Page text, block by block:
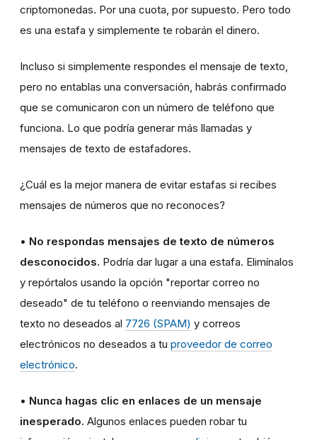
criptomonedas. Por una cuota, por supuesto. Pero todo
es una estafa y simplemente te robarán el dinero.
Incluso si simplemente respondes el mensaje de texto,
pero no entablas una conversación, habrás confirmado
que se comunicaron con un número de teléfono que
funciona. Lo que podría generar más llamadas y
mensajes de texto de estafadores.
¿Cuál es la mejor manera de evitar estafas si recibes
mensajes de números que no reconoces?
• No respondas mensajes de texto de números
desconocidos. Podría dar lugar a una estafa. Elimínalos
y repórtalos usando la opción "reportar correo no
deseado" de tu teléfono o reenviando mensajes de
texto no deseados al 7726 (SPAM) y correos
electrónicos no deseados a tu proveedor de correo
electrónico.
• Nunca hagas clic en enlaces de un mensaje
inesperado. Algunos enlaces pueden robar tu